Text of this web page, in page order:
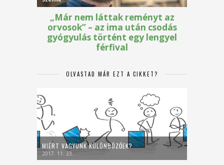
OLVASTAD MÁR EZT A CIKKET?
MIÉRT VAGYUNK KÜLÖNBÖZŐEK?
2017. 11. 23.